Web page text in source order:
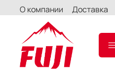
О компании Доставка